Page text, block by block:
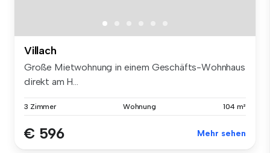
Villach
Große Mietwohnung in einem Geschäfts-Wohnhaus
direkt am H...
3 Zimmer Wohnung 104 m²
€ 596 Mehr sehen